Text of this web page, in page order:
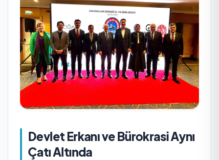
Devlet Erkanı ve Bürokrasi Aynı
Çatı Altında